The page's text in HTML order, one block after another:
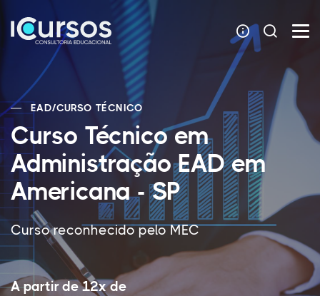
EAD/CURSO TÉCNICO
Curso Técnico em
Administração EAD em
Americana - SP
Curso reconhecido pelo MEC
A partir de 12x de